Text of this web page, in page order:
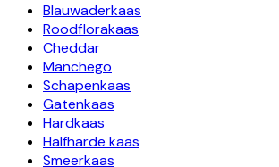
Blauwaderkaas
Roodflorakaas
Cheddar
Manchego
Schapenkaas
Gatenkaas
Hardkaas
Halfharde kaas
Smeerkaas